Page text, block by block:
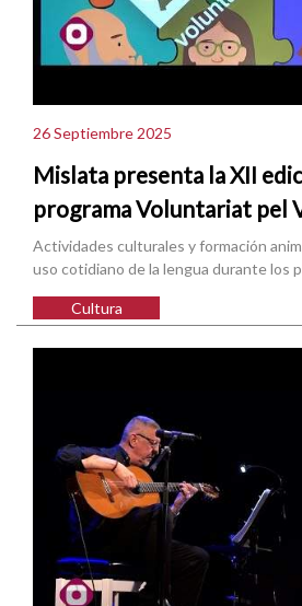
26 Septiembre 2025
Mislata presenta la XII
programa Voluntariat pel
Actividades culturales y formación
uso cotidiano de la lengua durante los
Cultura